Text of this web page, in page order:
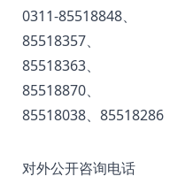
0311-85518848、
85518357、
85518363、
85518870、
85518038、85518286
对外公开咨询电话